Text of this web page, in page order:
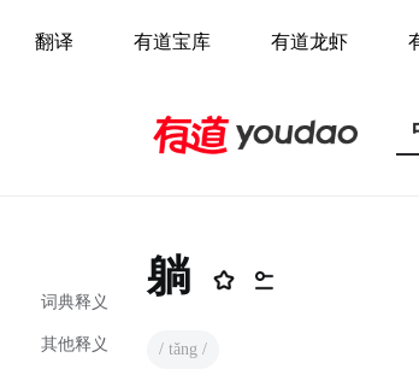
翻译 有道宝库 有道龙虾
词典释义
其他释义
躺
/ tǎng /